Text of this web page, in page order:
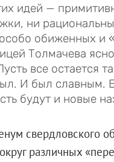
идей —
ни
обиженных и
Толмачева
все остается
И был славным.
будут и новые
свердловского
различных